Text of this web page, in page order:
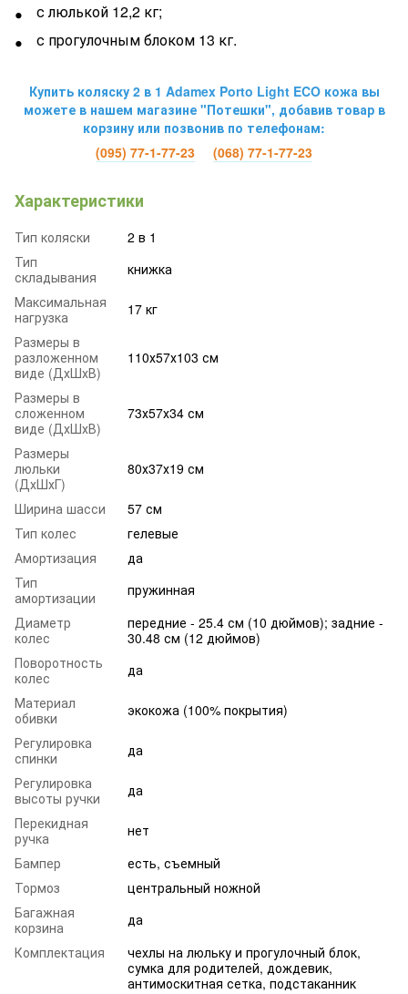
с люлькой 12,2 кг;
с прогулочным блоком 13 кг.
Купить коляску 2 в 1 Adamex Porto Light ECO кожавы
можете в нашем магазине "Потешки", добавив товар в
корзину или позвонив по телефонам:
(095) 77-1-77-23
(068) 77-1-77-23
Характеристики
Тип коляски
2 в 1
Тип
складывания
книжка
Максимальная
нагрузка
17 кг
Размеры в
разложенном
виде (ДхШхВ)
110х57х103 см
Размеры в
сложенном
виде (ДхШхВ)
73х57х34 см
Размеры
люльки
(ДхШхГ)
80х37х19 см
Ширина шасси
57 см
Тип колес
гелевые
Амортизация
да
Тип
амортизации
пружинная
Диаметр
колес
передние - 25.4 см (10 дюймов); задние -
30.48 см (12 дюймов)
Поворотность
колес
да
Материал
обивки
экокожа (100% покрытия)
Регулировка
спинки
да
Регулировка
высоты ручки
да
Перекидная
ручка
нет
Бампер
есть, съемный
Тормоз
центральный ножной
Багажная
корзина
да
Комплектация
чехлы на люльку и прогулочный блок,
сумка для родителей, дождевик,
антимоскитная сетка, подстаканник